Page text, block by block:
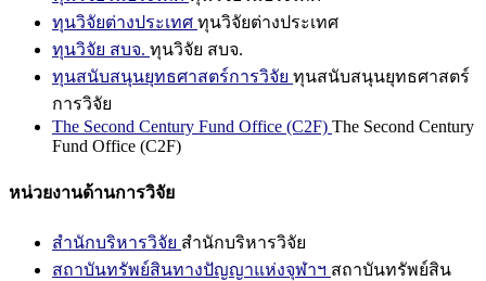
ทุนวิจัยต่างประเทศ ทุนวิจัยต่างประเทศ
ทุนวิจัย สบจ. ทุนวิจัย สบจ.
ทุนสนับสนุนยุทธศาสตร์การวิจัย ทุนสนับสนุนยุทธศาสตร์
การวิจัย
The Second Century Fund Office (C2F) The Second Century
Fund Office (C2F)
หน่วยงานด้านการวิจัย
สำนักบริหารวิจัย สำนักบริหารวิจัย
สถาบันทรัพย์สินทางปัญญาแห่งจุฬาฯ สถาบันทรัพย์สิน